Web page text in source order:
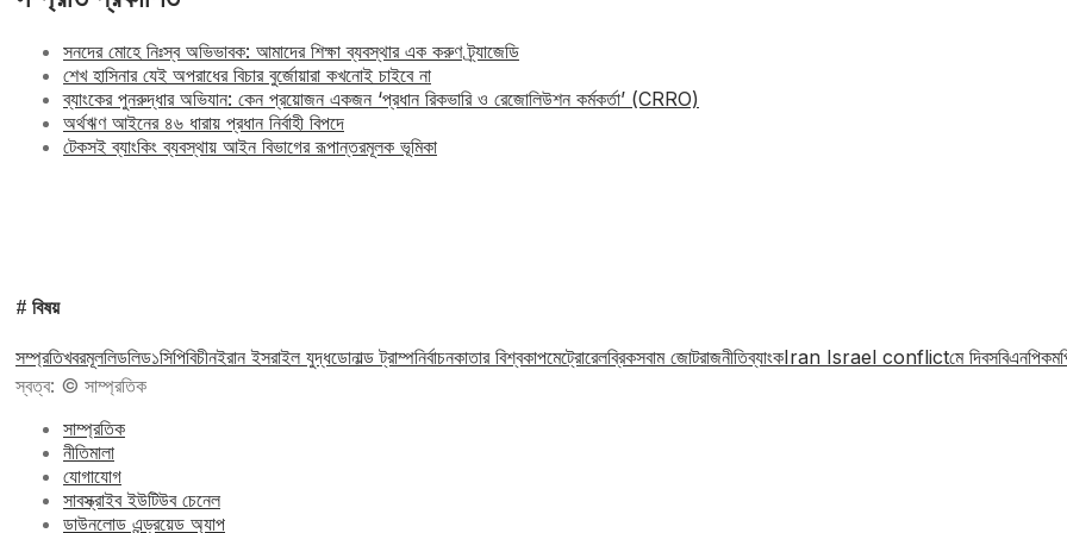
সনদের মোহে নিঃস্ব অভিভাবক: আমাদের শিক্ষা ব্যবস্থার এক করুণ ট্র্যাজেডি
শেখ হাসিনার যেই অপরাধের বিচার বুর্জোয়ারা কখনোই চাইবে না
ব্যাংকের পুনরুদ্ধার অভিযান: কেন প্রয়োজন একজন ‘প্রধান রিকভারি ও রেজোলিউশন কর্মকর্তা’ (CRRO)
অর্থঋণ আইনের ৪৬ ধারায় প্রধান নির্বাহী বিপদে
টেকসই ব্যাংকিং ব্যবস্থায় আইন বিভাগের রূপান্তরমূলক ভূমিকা
# বিষয়
সম্প্রতিখবরমূললিডলিড১সিপিবিচীনইরান ইসরাইল যুদ্ধডোনাল্ড ট্রাম্পনির্বাচনকাতার বিশ্বকাপমেট্রোরেলব্রিকসবাম জোটরাজনীতিব্যাংকIran Israel conflictমে দিবসবিএনপি
স্বত্ব: © সাম্প্রতিক
সাম্প্রতিক
নীতিমালা
যোগাযোগ
সাবস্ক্রাইব ইউটিউব চেনেল
ডাউনলোড এন্ড্রয়েড অ্যাপ